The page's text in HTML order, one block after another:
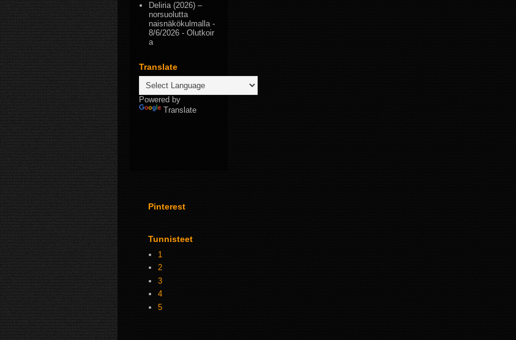
Deliria (2026) –
norsuolutta
naisnäkökulmalla-
8/6/2026 - Olutkoir
a
Translate
Powered by
Translate
Pinterest
Tunnisteet
1
2
3
4
5